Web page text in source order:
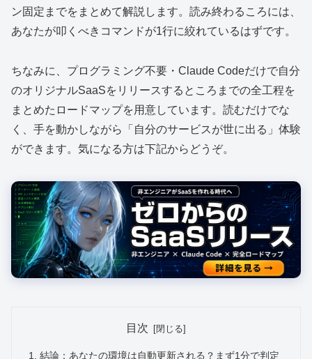
ン固定までをまとめて解説します。読み終わるころには、
あなたが叩くべきコマンドが1行に絞れているはずです。
ちなみに、プログラミング不要・Claude Codeだけで自分
のオリジナルSaaSをリリースするところまでの全工程を
まとめたロードマップを用意しています。読むだけでな
く、手を動かしながら「自分のサービスが世に出る」体験
ができます。気になる方は下記からどうぞ。
目次
結論：あなたの環境は自動更新される？まず1分で判定